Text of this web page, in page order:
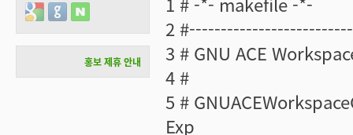
2
3 # GNU ACE
4 #
5 #
Exp
Login with Google
Login with GitHub
Login with Naver
홍보 제휴 안내